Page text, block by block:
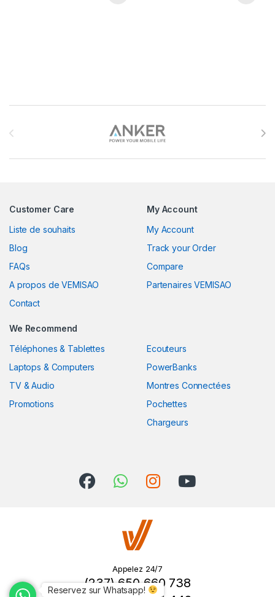
Customer Care
Liste de souhaits
Blog
FAQs
A propos de VEMISAO
Contact
My Account
My Account
Track your Order
Compare
Partenaires VEMISAO
We Recommend
Téléphones & Tablettes
Laptops & Computers
TV & Audio
Promotions
Ecouteurs
PowerBanks
Montres Connectées
Pochettes
Chargeurs
Appelez 24/7
(237) 650 660 738
Reservez sur Whatsapp!